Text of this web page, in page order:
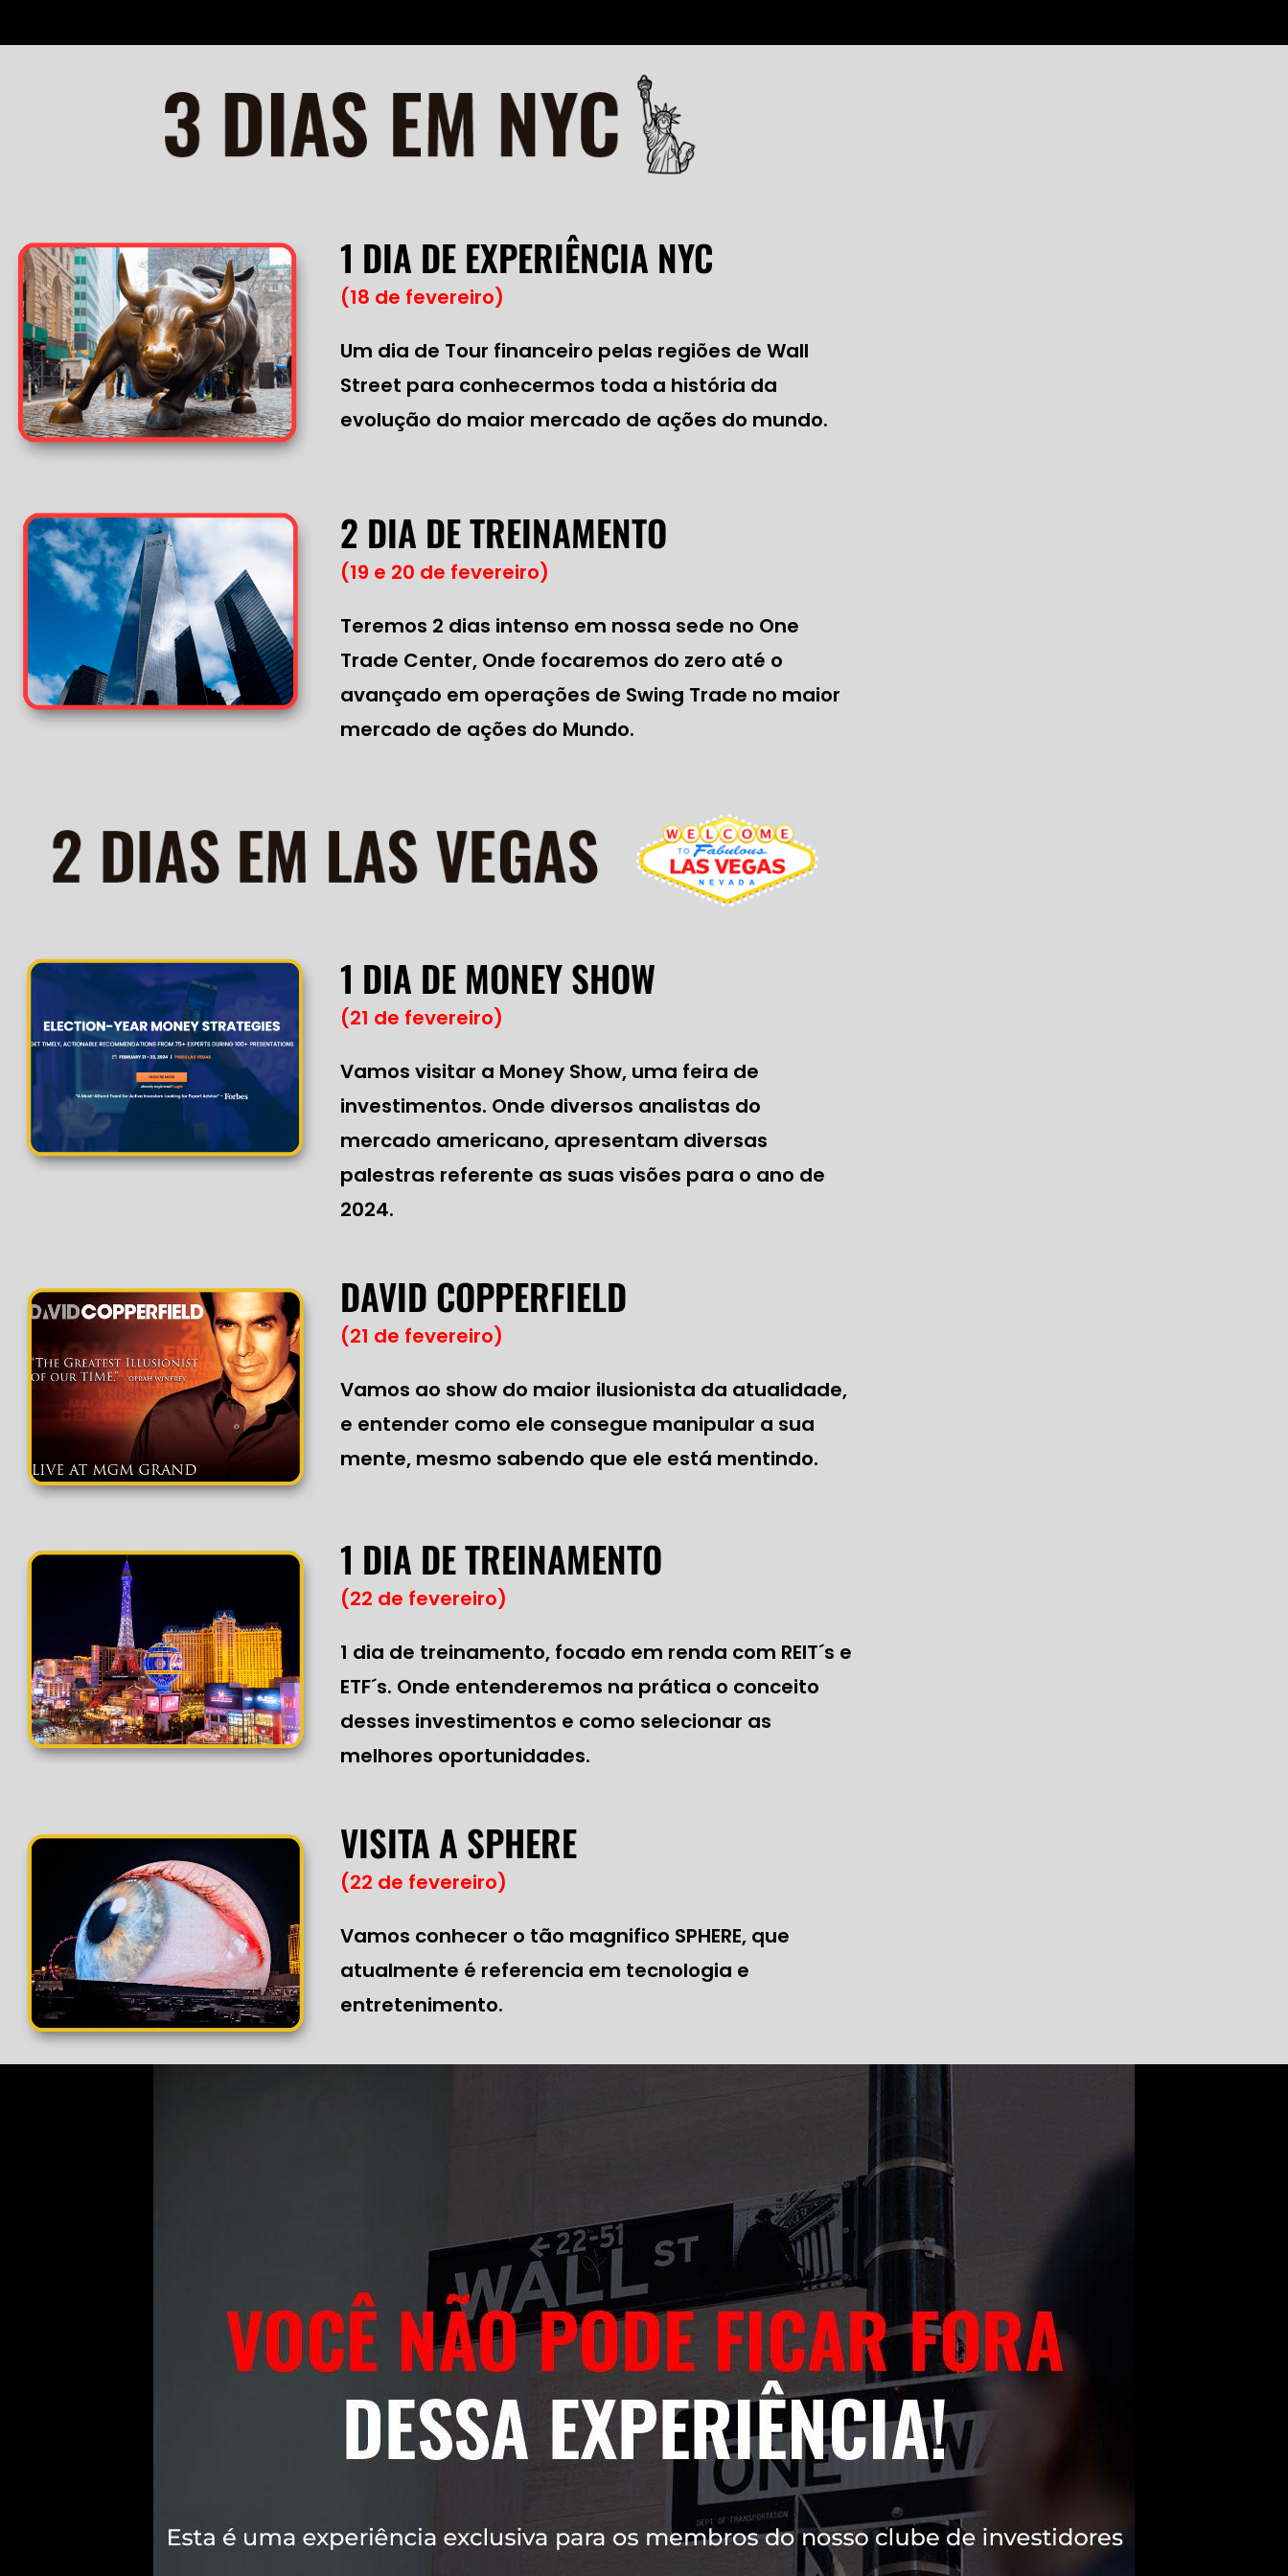
1 DIA DE EXPERIÊNCIA NYC
(18 de fevereiro)
Um dia de Tour financeiro pelas regiões de Wall
Street para conhecermos toda a história da
evolução do maior mercado de ações do mundo.
2 DIA DE TREINAMENTO
(19 e 20 de fevereiro)
Teremos 2 dias intenso em nossa sede no One
Trade Center, Onde focaremos do zero até o
avançado em operações de Swing Trade no maior
mercado de ações do Mundo.
1 DIA DE MONEY SHOW
(21 de fevereiro)
Vamos visitar a Money Show, uma feira de
investimentos. Onde diversos analistas do
mercado americano, apresentam diversas
palestras referente as suas visões para o ano de
2024.
DAVID COPPERFIELD
(21 de fevereiro)
Vamos ao show do maior ilusionista da atualidade,
e entender como ele consegue manipular a sua
mente, mesmo sabendo que ele está mentindo.
1 DIA DE TREINAMENTO
(22 de fevereiro)
1 dia de treinamento, focado em renda com REIT´s e
ETF´s. Onde entenderemos na prática o conceito
desses investimentos e como selecionar as
melhores oportunidades.
VISITA A SPHERE
(22 de fevereiro)
Vamos conhecer o tão magnifico SPHERE, que
atualmente é referencia em tecnologia e
entretenimento.